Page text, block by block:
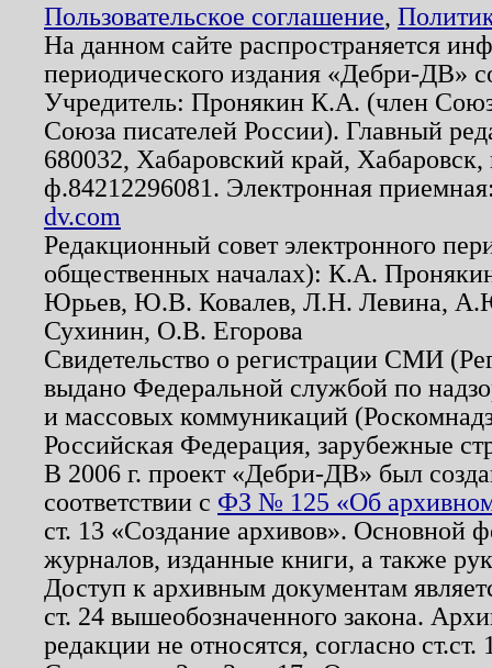
Пользовательское соглашение,
На данном сайте распространяется
периодического издания «Дебри-ДВ»
Учредитель: Пронякин К.А. (член
Союза писателей России). Главный
680032, Хабаровский край,
ф.84212296081. Электронная
dv.com
Редакционный совет электронного
общественных началах): К.А.
Юрьев, Ю.В. Ковалев, Л.Н. Левина,
Сухинин, О.В. Егорова
Свидетельство о регистрации СМИ
выдано Федеральной службой по
и массовых коммуникаций
Российская Федерация, зарубежные
В 2006 г. проект «Дебри-ДВ» был
соответствии с ФЗ № 125 «Об
ст. 13 «Создание архивов». Основной
журналов, изданные книги, а также
Доступ к архивным документам
ст. 24 вышеобозначенного закона.
редакции не относятся, согласно